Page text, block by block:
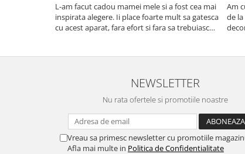
L-am facut cadou mamei mele si a fost cea mai
inspirata alegere. Ii place foarte mult sa gatesca
cu acest aparat, fara efort si fara sa trebuiasca
Am
de
NEWSLETTER
Nu rata ofertele si promotiile noastre
Vreau sa primesc newsletter cu promotiile
Afla mai multe in Politica de Confidentialitate